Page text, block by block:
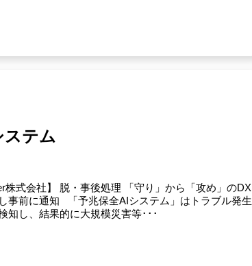
ステム
株式会社】 脱・事後処理 「守り」から「攻め」のDX
事前に通知 「予兆保全AIシステム」はトラブル発生
知し、結果的に大規模災害等･･･